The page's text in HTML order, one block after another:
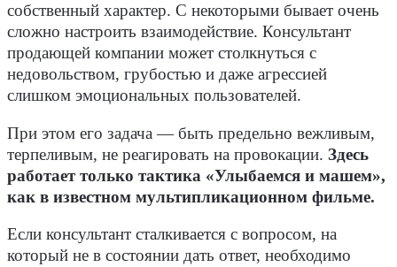
собственный характер. С некоторыми бывает очень
сложно настроить взаимодействие. Консультант
продающей компании может столкнуться с
недовольством, грубостью и даже агрессией
слишком эмоциональных пользователей.
При этом его задача — быть предельно вежливым,
терпеливым, не реагировать на провокации. Здесь
работает только тактика «Улыбаемся и машем»,
как в известном мультипликационном фильме.
Если консультант сталкивается с вопросом, на
который не в состоянии дать ответ, необходимо